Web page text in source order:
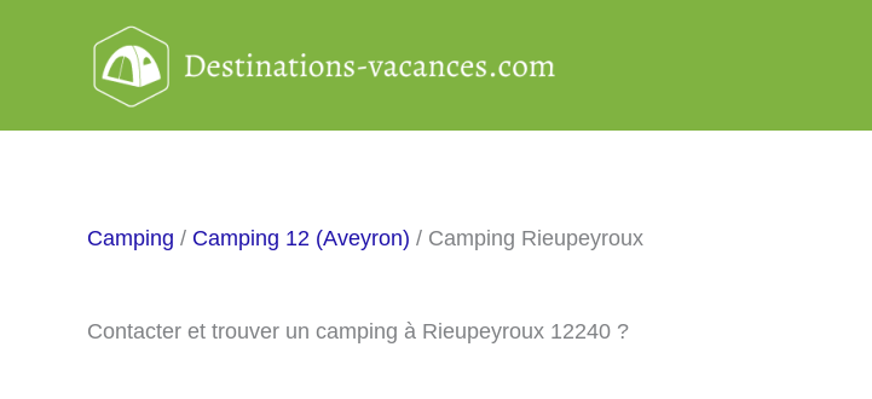
Camping / Camping 12 (Aveyron) / Camping Rieupeyroux
Contacter et trouver un camping à Rieupeyroux 12240 ?